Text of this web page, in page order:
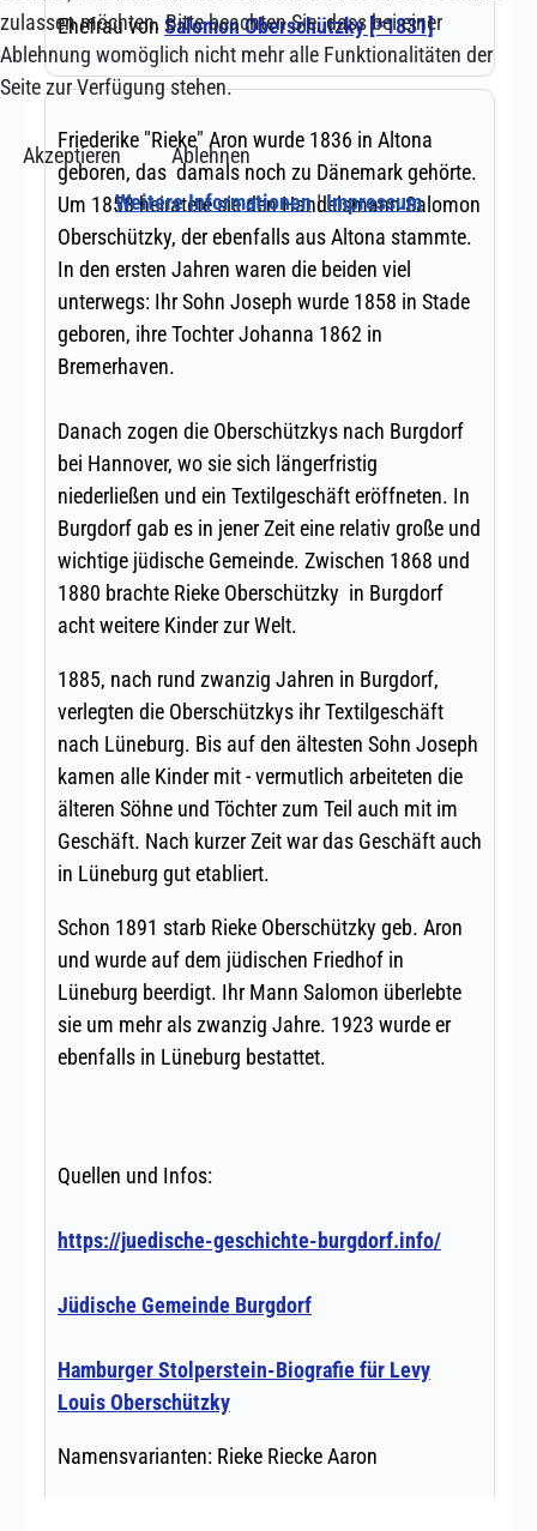
zulassen möchten. Bitte beachten Sie, dass bei einer
Ablehnung womöglich nicht mehr alle Funktionalitäten der
Seite zur Verfügung stehen.
Akzeptieren
Ablehnen
Weitere Informationen|Impressum